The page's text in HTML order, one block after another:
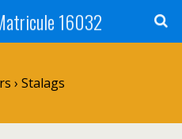
16032
› Stalags